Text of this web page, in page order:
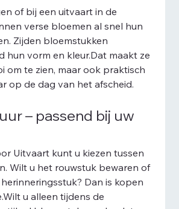
of bij een uitvaart in de
verse bloemen al snel hun
Zijden bloemstukken
hun vorm en kleur.Dat maakt ze
om te zien, maar ook praktisch
op de dag van het afscheid.
– passend bij uw
Uitvaart kunt u kiezen tussen
Wilt u het rouwstuk bewaren of
Dan is kopen
u alleen tijdens de